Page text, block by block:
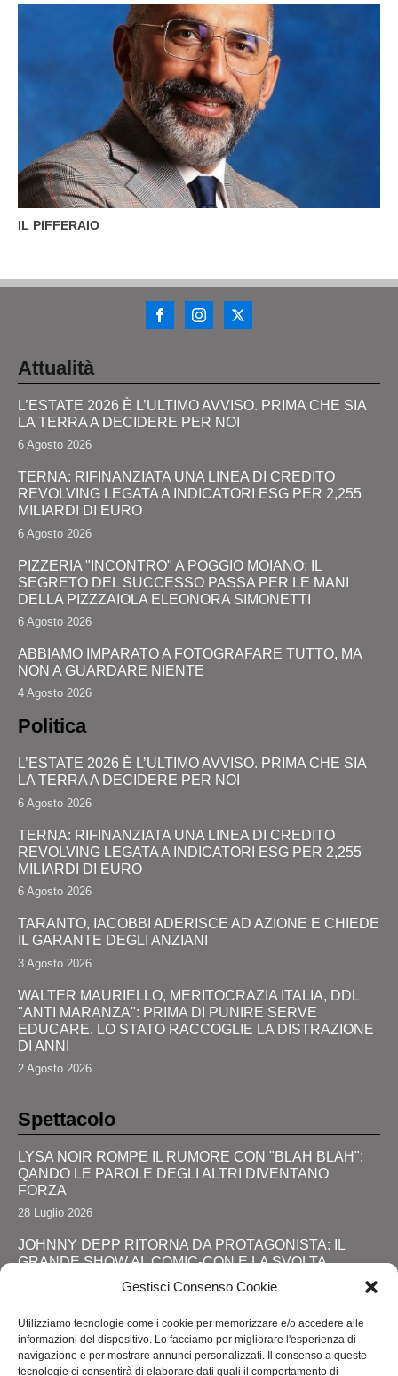
Gestisci Consenso Cookie
Utilizziamo tecnologie come i cookie per memorizzare e/o accedere alle
informazioni del dispositivo. Lo facciamo per migliorare l'esperienza di
navigazione e per mostrare annunci personalizzati. Il consenso a queste
tecnologie ci consentirà di elaborare dati quali il comportamento di
IL PIFFERAIO
Attualità
L’ESTATE 2026 È L’ULTIMO AVVISO. PRIMA CHE SIA
LA TERRA A DECIDERE PER NOI
6 Agosto 2026
TERNA: RIFINANZIATA UNA LINEA DI CREDITO
REVOLVING LEGATA A INDICATORI ESG PER 2,255
MILIARDI DI EURO
6 Agosto 2026
PIZZERIA "INCONTRO" A POGGIO MOIANO: IL
SEGRETO DEL SUCCESSO PASSA PER LE MANI
DELLA PIZZZAIOLA ELEONORA SIMONETTI
6 Agosto 2026
ABBIAMO IMPARATO A FOTOGRAFARE TUTTO, MA
NON A GUARDARE NIENTE
4 Agosto 2026
Politica
L’ESTATE 2026 È L’ULTIMO AVVISO. PRIMA CHE SIA
LA TERRA A DECIDERE PER NOI
6 Agosto 2026
TERNA: RIFINANZIATA UNA LINEA DI CREDITO
REVOLVING LEGATA A INDICATORI ESG PER 2,255
MILIARDI DI EURO
6 Agosto 2026
TARANTO, IACOBBI ADERISCE AD AZIONE E CHIEDE
IL GARANTE DEGLI ANZIANI
3 Agosto 2026
WALTER MAURIELLO, MERITOCRAZIA ITALIA, DDL
"ANTI MARANZA": PRIMA DI PUNIRE SERVE
EDUCARE. LO STATO RACCOGLIE LA DISTRAZIONE
DI ANNI
2 Agosto 2026
Spettacolo
LYSA NOIR ROMPE IL RUMORE CON "BLAH BLAH":
QANDO LE PAROLE DEGLI ALTRI DIVENTANO
FORZA
28 Luglio 2026
JOHNNY DEPP RITORNA DA PROTAGONISTA: IL
GRANDE SHOW AL COMIC-CON E LA SVOLTA
RIMINI, LOLA STAR “ANTICIPA” IL PRIDE CON UNA
“PROMENADE” DI SPETTACOLI SUL LUNGOMARE DA
MAREBELLO A MIRAMARE